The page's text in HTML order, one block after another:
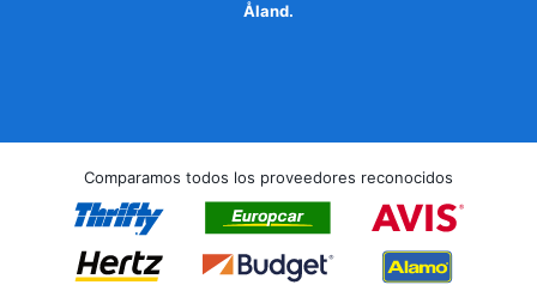
Åland.
Comparamos todos los proveedores reconocidos